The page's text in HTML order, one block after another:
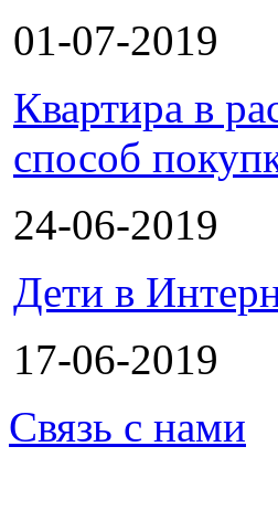
01-07-2019
Квартира в
способ
24-06-2019
Дети в
17-06-2019
Связь с нами